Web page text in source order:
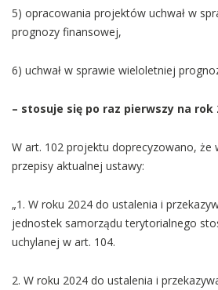
5) opracowania projektów uchwał w
prognozy finansowej,
6) uchwał w sprawie wieloletniej
– stosuje się po raz pierwszy na rok
W art. 102 projektu doprecyzowano, że
przepisy aktualnej ustawy:
„1. W roku 2024 do ustalenia i
jednostek samorządu terytorialnego
uchylanej w art. 104.
2. W roku 2024 do ustalenia i